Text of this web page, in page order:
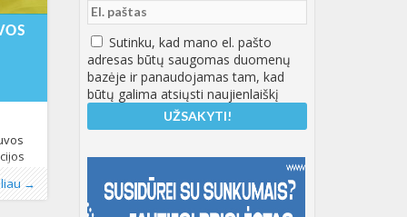
Sutinku, kad mano el. pašto
adresas būtų saugomas duomenų
bazėje ir panaudojamas tam, kad
būtų galima atsiųsti naujienlaiškį
01-
→
,,